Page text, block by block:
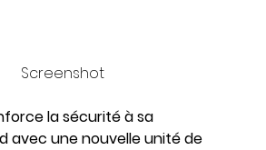
Screenshot
la sécurité à sa
avec une nouvelle unité de